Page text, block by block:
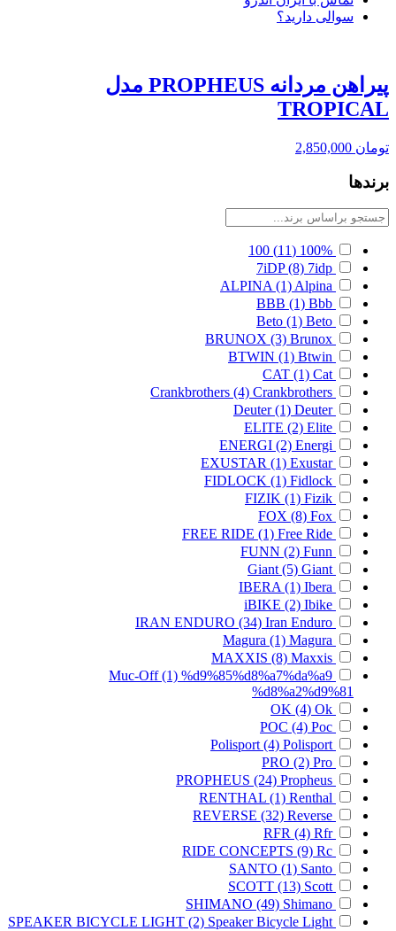
سوالی دارید؟
پیراهن مردانه PROPHEUS مدل
TROPICAL
تومان
برندها
100%
(11)
100
7iDP (8) 7idp
ALPINA (1) Alpina
BBB (1) Bbb
Beto (1) Beto
BRUNOX (3) Brunox
BTWIN (1) Btwin
CAT (1) Cat
Crankbrothers (4) Crankbrothers
Deuter (1) Deuter
ELITE (2) Elite
ENERGI (2) Energi
EXUSTAR (1) Exustar
FIDLOCK (1) Fidlock
FIZIK (1) Fizik
FOX (8) Fox
FREE RIDE (1) Free Ride
FUNN (2) Funn
Giant (5) Giant
IBERA (1) Ibera
iBIKE (2) Ibike
IRAN ENDURO (34) Iran Enduro
Magura (1) Magura
MAXXIS (8) Maxxis
Muc-Off (1) %d9%85%d8%a7%da%a9
%d8%a2%d9%81
OK (4) Ok
POC (4) Poc
Polisport (4) Polisport
PRO (2) Pro
PROPHEUS (24) Propheus
RENTHAL (1) Renthal
REVERSE (32) Reverse
RFR (4) Rfr
RIDE CONCEPTS (9) Rc
SANTO (1) Santo
SCOTT (13) Scott
SHIMANO (49) Shimano
SPEAKER BICYCLE LIGHT (2) Speaker Bicycle Light